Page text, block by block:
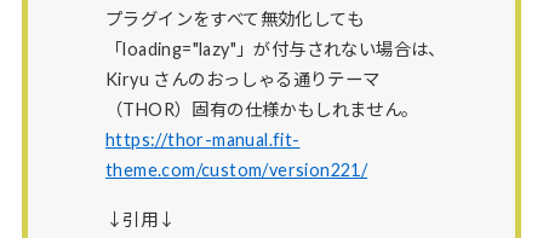
プラグインをすべて無効化しても
「loading="lazy"」が付与されない場合は、
Kiryu さんのおっしゃる通りテーマ
（THOR）固有の仕様かもしれません。
https://thor-manual.fit-
theme.com/custom/version221/
↓引用↓